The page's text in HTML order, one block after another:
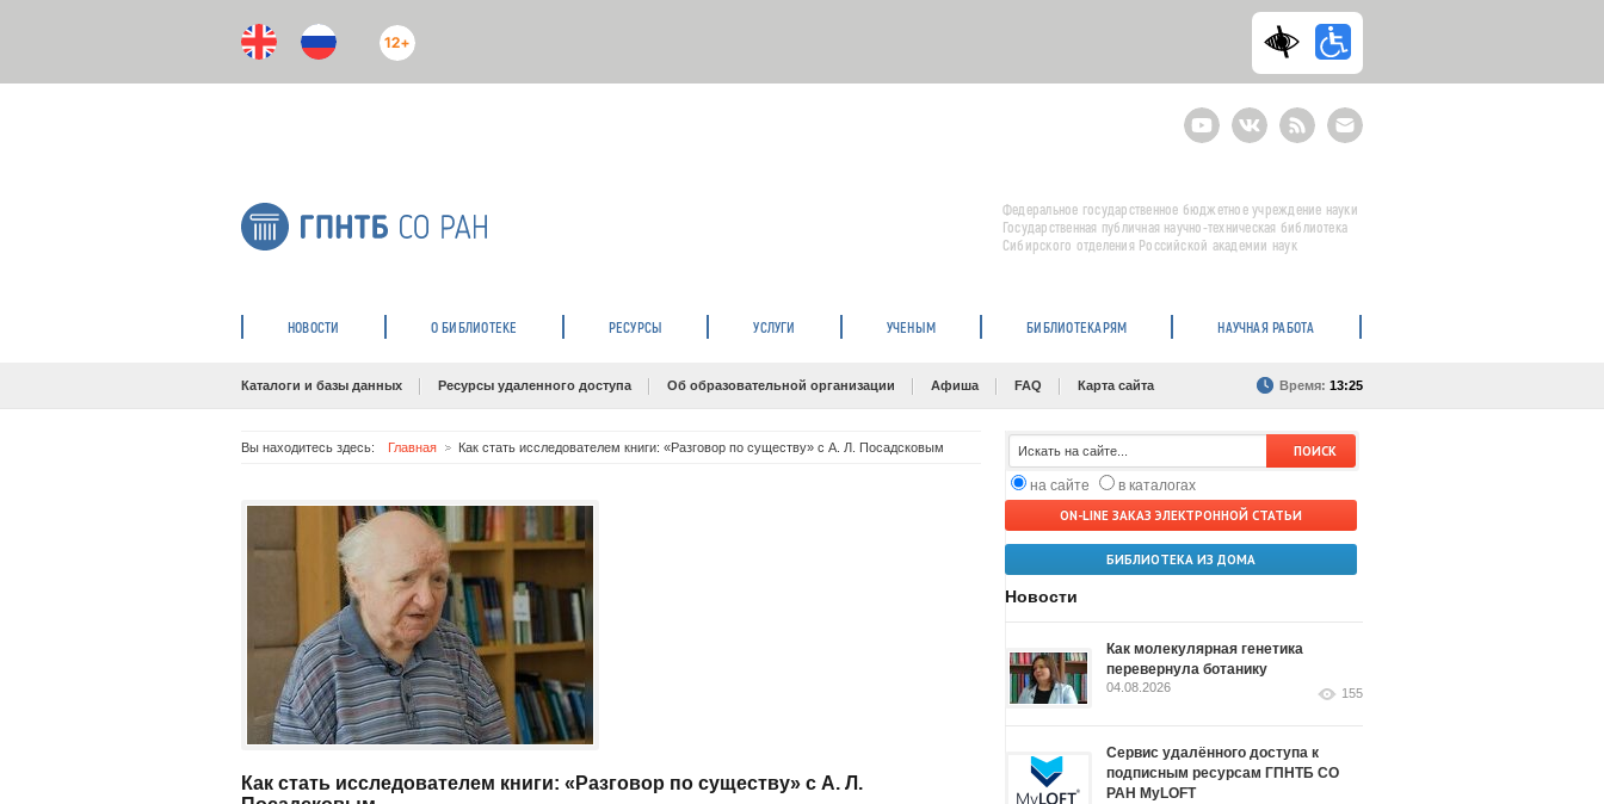
12+
YoutubeВКонтактеRSS
E-
mail
подписка
Федеральное государственное бюджетное учреждение науки
Государственная публичная научно-техническая библиотека
Сибирского отделения Российской академии наук
НОВОСТИ О БИБЛИОТЕКЕ РЕСУРСЫ УСЛУГИ УЧЕНЫМ БИБЛИОТЕКАРЯМ НАУЧНАЯ РАБОТА
Каталоги и базы данных Ресурсы удаленного доступа Об образовательной организации Афиша FAQ Карта сайта Время: 13:25
Вы находитесь здесь: Главная Как стать исследователем книги: «Разговор по существу» с А. Л. Посадсковым
Как стать исследователем книги: «Разговор по существу» с А. Л.
на сайте
в каталогах
ON-LINE ЗАКАЗ ЭЛЕКТРОННОЙ СТАТЬИ
БИБЛИОТЕКА ИЗ ДОМА
Новости
Как молекулярная генетика
перевернула ботанику
04.08.2026 155
Сервис удалённого доступа к
подписным ресурсам ГПНТБ СО
РАН MyLOFT